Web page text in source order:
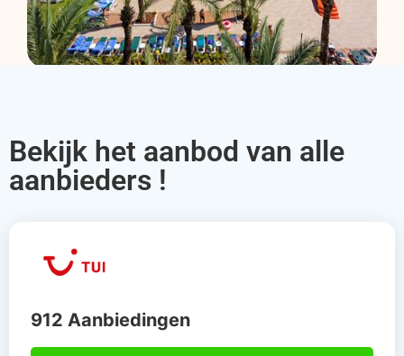
Bekijk het aanbod van alle
aanbieders !
912 Aanbiedingen